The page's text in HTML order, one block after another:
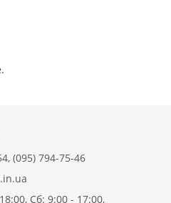
,(095) 794-75-46
Сб: 9:00 - 17:00,